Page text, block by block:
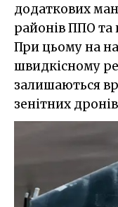
додаткових
районів ППО та
При цьому на
швидкісному
залишаються
зенітних